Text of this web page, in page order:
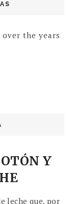
the years
Y
leche que, por